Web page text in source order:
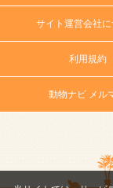
サイト運営会社に
利用規約
動物ナビ メル